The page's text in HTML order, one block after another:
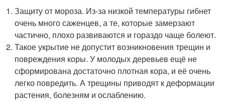
Защиту от мороза. Из-за низкой температуры гибнет
очень много саженцев, а те, которые замерзают
частично, плохо развиваются и гораздо чаще болеют.
Такое укрытие не допустит возникновения трещин и
повреждения коры. У молодых деревьев ещё не
сформирована достаточно плотная кора, и её очень
легко повредить. А трещины приводят к деформации
растения, болезням и ослаблению.